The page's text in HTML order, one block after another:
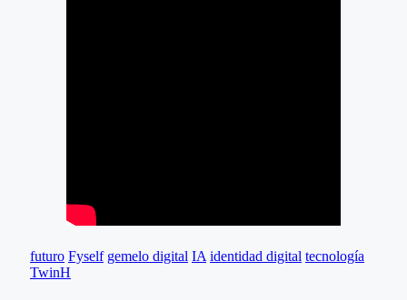
futuro Fyself gemelo digital IA identidad digital tecnología
TwinH